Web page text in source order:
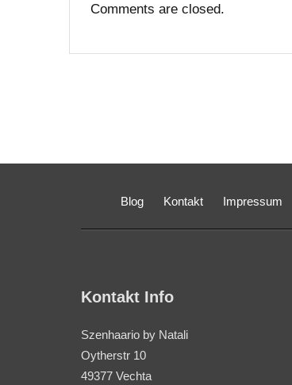
Comments are closed.
Blog Kontakt Impressum
Kontakt Info
Szenhaario by Natali
Oytherstr 10
49377 Vechta